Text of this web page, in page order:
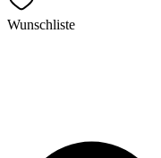
Wunschliste